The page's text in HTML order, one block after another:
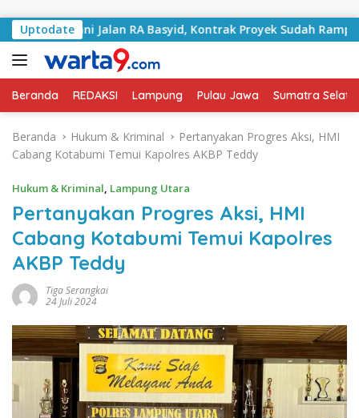
UptodateJalan RA Basyid, Kontrak Proyek Sudah Rampung
Beranda REDAKSI Lampung Pulau Jawa Sumatra
Beranda Hukum & Kriminal
Pertanyakan Progres Aksi, HMI
Cabang Kotabumi Temui Kapolres AKBP Teddy
Hukum & Kriminal, Lampung Utara
Pertanyakan Progres Aksi, HMI
Cabang Kotabumi Temui Kapolres
AKBP Teddy
Tiga Serangkai
24 Juli 2024